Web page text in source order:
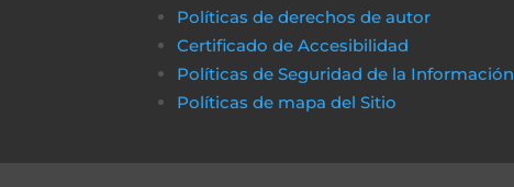
Políticas de derechos de autor
Certificado de Accesibilidad
Políticas de Seguridad de la Información
Políticas de mapa del Sitio